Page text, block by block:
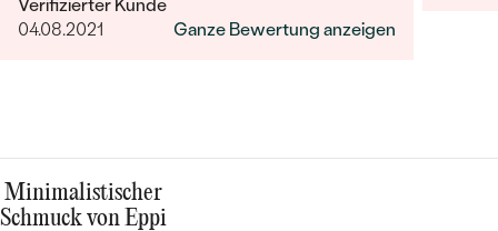
Termin. Die Ware selber ist wirklich sehr gut
verarbeitet und hochwertig. Bin mit Allem
Verifizierter Kunde
04.08.2021
Ganze Bewertung anzeigen
Minimalistischer
Schmuck von Eppi